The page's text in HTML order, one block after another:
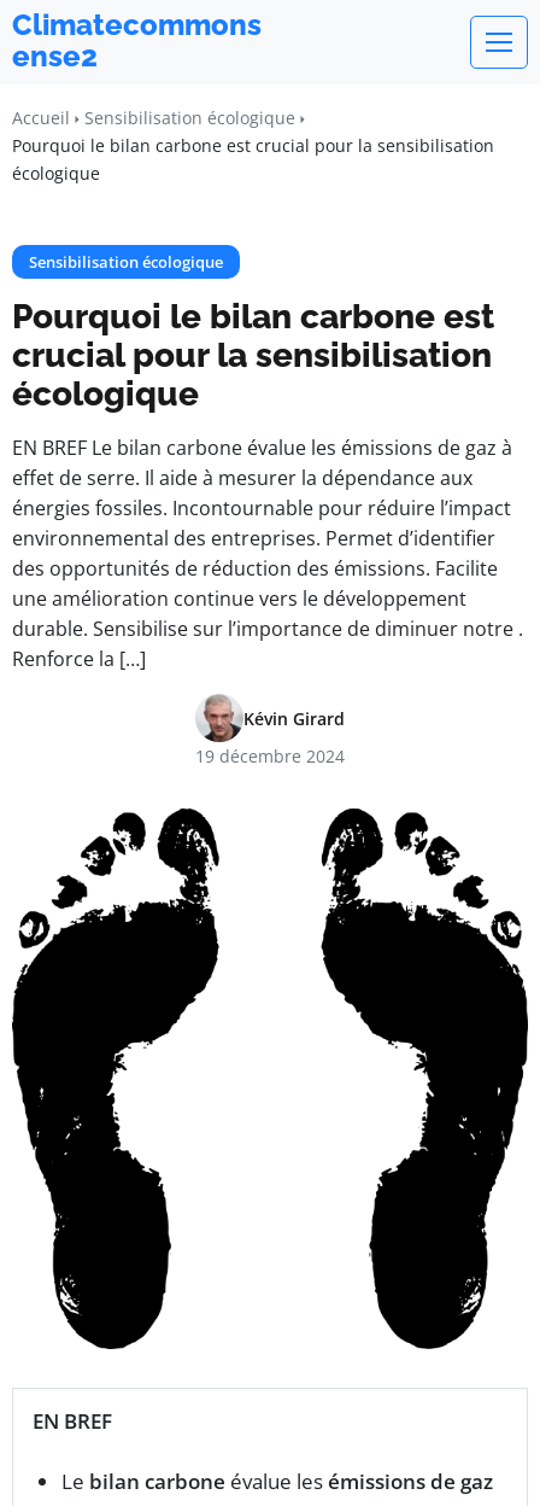
Climatecommons
ense2
Accueil
Sensibilisation écologique
Pourquoi le bilan carbone est crucial pour la sensibilisation
écologique
Sensibilisation écologique
Pourquoi le bilan carbone est
crucial pour la sensibilisation
écologique
EN BREF Le bilan carbone évalue les émissions de gaz à
effet de serre. Il aide à mesurer la dépendance aux
énergies fossiles. Incontournable pour réduire l’impact
environnemental des entreprises. Permet d’identifier
des opportunités de réduction des émissions. Facilite
une amélioration continue vers le développement
durable. Sensibilise sur l’importance de diminuer notre .
Renforce la […]
Kévin Girard
19 décembre 2024
EN BREF
Le bilan carbone évalue lesémissions de gaz